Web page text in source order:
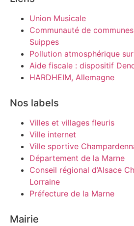
Union Musicale
Communauté de
Suippes
Pollution atmosphérique
Aide fiscale : dispositif
HARDHEIM, Allemagne
Nos labels
Villes et villages fleuris
Ville internet
Ville sportive
Département de la Marne
Conseil régional d’Alsace
Lorraine
Préfecture de la Marne
Mairie